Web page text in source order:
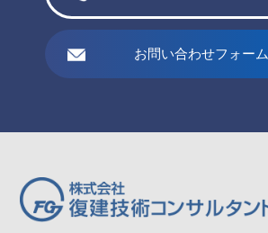
お問い合わせフォーム